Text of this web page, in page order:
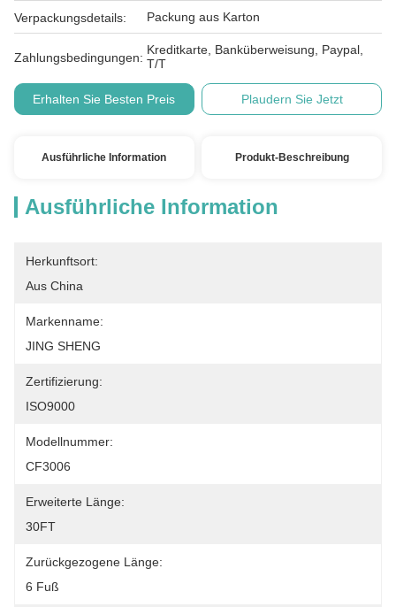
Verpackungsdetails: Packung aus Karton
Zahlungsbedingungen:
Kreditkarte, Banküberweisung, Paypal,
T/T
Erhalten Sie Besten Preis Plaudern Sie Jetzt
Ausführliche Information Produkt-Beschreibung
Ausführliche Information
Herkunftsort:
Aus China
Markenname:
JING SHENG
Zertifizierung:
ISO9000
Modellnummer:
CF3006
Erweiterte Länge:
30FT
Zurückgezogene Länge:
6 Fuß